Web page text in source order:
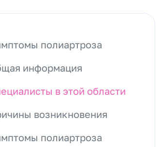
полиартроза
информация
в этой области
возникновения
полиартроза